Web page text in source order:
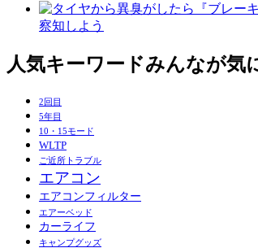
察知しよう
人気キーワードみんなが気
2回目
5年目
10・15モード
WLTP
ご近所トラブル
エアコン
エアコンフィルター
エアーベッド
カーライフ
キャンプグッズ